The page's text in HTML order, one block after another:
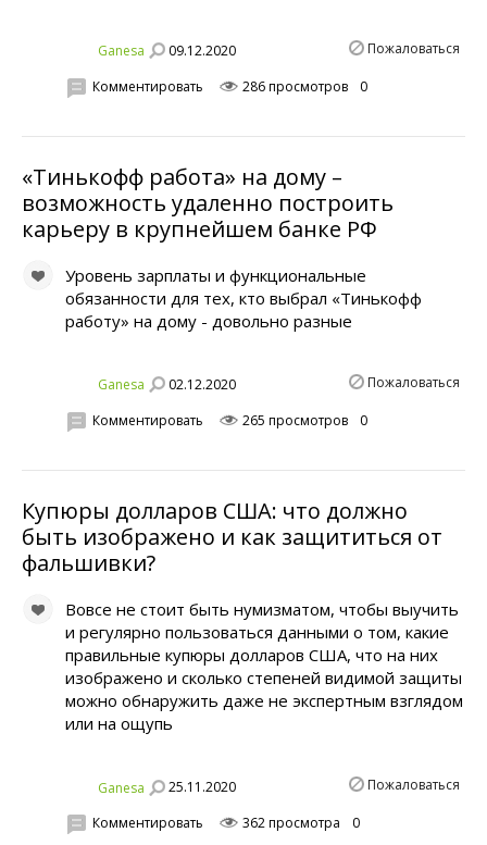
Ganesa 09.12.2020 Пожаловаться
Комментировать 286 просмотров 0
«Тинькофф работа» на дому –
возможность удаленно построить
карьеру в крупнейшем банке РФ
Уровень зарплаты и функциональные
обязанности для тех, кто выбрал «Тинькофф
работу» на дому - довольно разные
Ganesa 02.12.2020 Пожаловаться
Комментировать 265 просмотров 0
Купюры долларов США: что должно
быть изображено и как защититься от
фальшивки?
Вовсе не стоит быть нумизматом, чтобы выучить
и регулярно пользоваться данными о том, какие
правильные купюры долларов США, что на них
изображено и сколько степеней видимой защиты
можно обнаружить даже не экспертным взглядом
или на ощупь
Ganesa 25.11.2020 Пожаловаться
Комментировать 362 просмотра 0